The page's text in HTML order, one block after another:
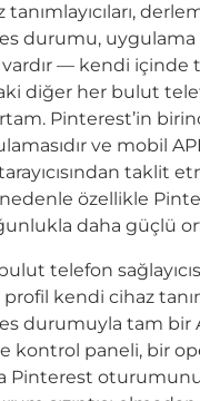
durumu, uygulama
vardır — kendi içinde
diğer her bulut
Pinterest’in
ve mobil
taklit
özellikle
daha güçlü
telefon
kendi cihaz
durumuyla tam bir
kontrol paneli, bir
Pinterest